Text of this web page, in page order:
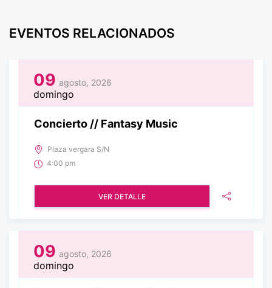
EVENTOS RELACIONADOS
09 agosto, 2026
domingo
Concierto // Fantasy Music
Plaza vergara S/N
4:00 pm
VER DETALLE
09 agosto, 2026
domingo